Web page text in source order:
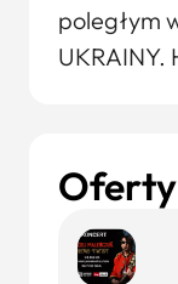
poległym
UKRAINY.
Oferty